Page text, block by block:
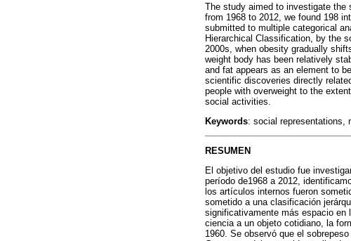
The study aimed to investigate the
from 1968 to 2012, we found 198
submitted to multiple categorical
Hierarchical Classification, by the
2000s, when obesity gradually
weight body has been relatively
and fat appears as an element to
scientific discoveries directly
people with overweight to the
social activities.
Keywords: social representations,
RESUMEN
El objetivo del estudio fue
período de1968 a 2012,
los artículos internos fueron
sometido a una clasificación
significativamente más espacio en
ciencia a un objeto cotidiano, la
1960. Se observó que el